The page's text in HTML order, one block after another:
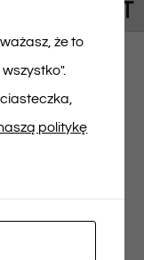
This Product
że to
politykę